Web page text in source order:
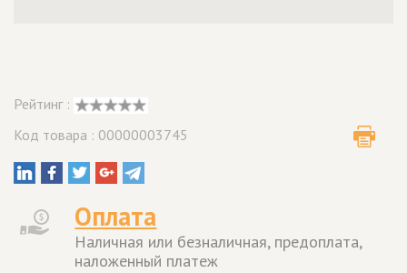
Рейтинг :
Код товара : 00000003745
Оплата
Наличная или безналичная, предоплата,
наложенный платеж